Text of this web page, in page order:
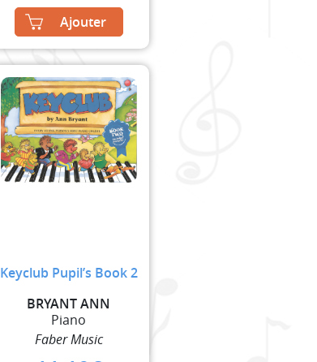
Ajouter
Keyclub Pupil’s Book 2
BRYANT ANN
Piano
Faber Music